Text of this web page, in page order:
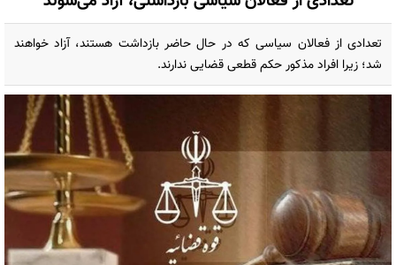
تعدادی از فعالان سیاسی که در حال حاضر بازداشت هستند، آزاد خواهند
شد؛ زیرا افراد مذکور حکم قطعی قضایی ندارند.